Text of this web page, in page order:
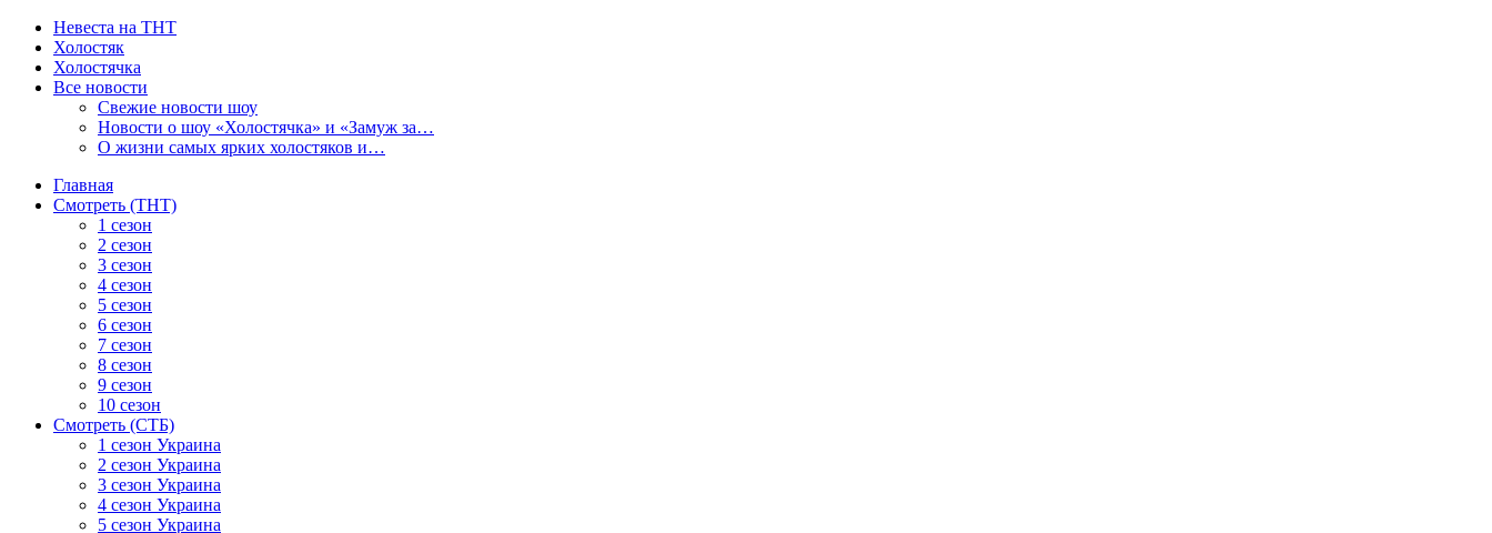
Невеста на ТНТ
Холостяк
Холостячка
Все новости
Свежие новости шоу
Новости о шоу «Холостячка» и «Замуж за…
О жизни самых ярких холостяков и…
Главная
Смотреть (ТНТ)
1 сезон
2 сезон
3 сезон
4 сезон
5 сезон
6 сезон
7 сезон
8 сезон
9 сезон
10 сезон
Смотреть (СТБ)
1 сезон Украина
2 сезон Украина
3 сезон Украина
4 сезон Украина
5 сезон Украина